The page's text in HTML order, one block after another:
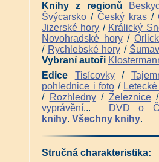
Knihy z regionů
Švýcarsko / Český kras /
Jizerské hory / Králický
Novohradské hory/
/ Rychlebské hory /
Vybraní autoři
Edice Tisícovky/
pohlednice i foto /
/ Rozhledny/ Železnice
vyprávění...
DVD o
knihy. Všechny knihy.
Stručná charakteristika: